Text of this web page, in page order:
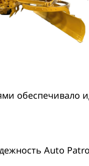
обеспечивало
Auto